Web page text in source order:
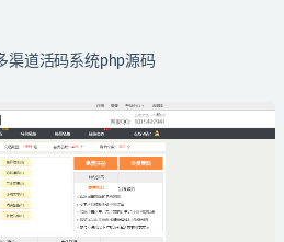
渠道活码系统php源码